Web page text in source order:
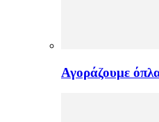
Αγοράζουμε